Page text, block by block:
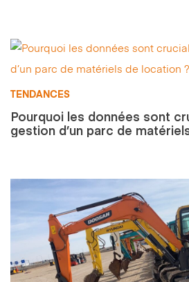
TENDANCES
Pourquoi les données sont
gestion d’un parc de